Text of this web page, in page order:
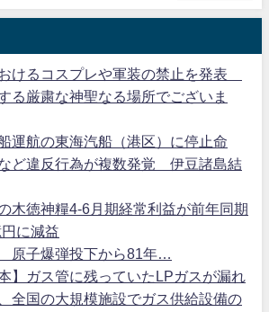
けるコスプレや軍装の禁止を発表
る厳粛な神聖なる場所でございま
運航の東海汽船（港区）に停止命
ど違反行為が複数発覚 伊豆諸島結
木徳神糧4-6月期経常利益が前年同期
に減益
原子爆弾投下から81年…
】ガス管に残っていたLPガスが漏れ
全国の大規模施設でガス供給設備の